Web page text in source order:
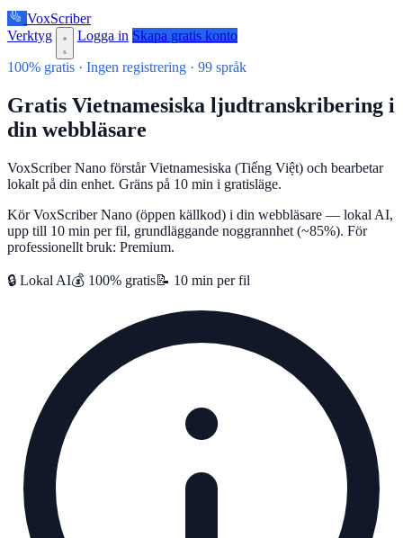
VoxScriber
Verktyg
Logga in Skapa gratis konto
100% gratis · Ingen registrering · 99 språk
Gratis Vietnamesiska ljudtranskribering i
din webbläsare
VoxScriber Nano förstår Vietnamesiska (Tiếng Việt) och bearbetar
lokalt på din enhet. Gräns på 10 min i gratisläge.
Kör VoxScriber Nano (öppen källkod) i din webbläsare — lokal AI,
upp till 10 min per fil, grundläggande noggrannhet (~85%). För
professionellt bruk: Premium.
🔒 Lokal AI💰 100% gratis📝 10 min per fil